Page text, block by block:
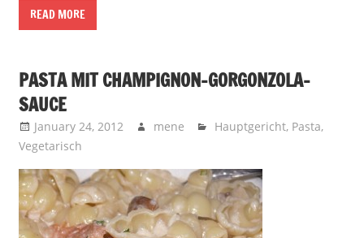
READ MORE
PASTA MIT CHAMPIGNON-GORGONZOLA-
SAUCE
January 24, 2012 mene Hauptgericht, Pasta,
Vegetarisch